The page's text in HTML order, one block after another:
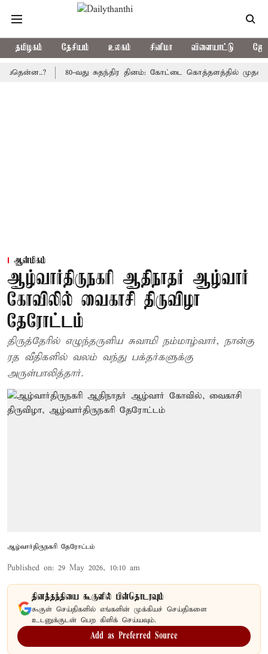
தமிழகம் தேசியம் உலகம் சினிமா விளையாட்டு
80-வது சுதந்திர தினம்: கோட்டை கொத்தளத்தில் முதல்
ஆன்மிகம்
ஆழ்வார்திருநகரி ஆதிநாதர் ஆழ்வார்
கோவிலில் வைகாசி திருவிழா
தேரோட்டம்
திருத்தேரில் எழுந்தருளிய சுவாமி நம்மாழ்வார், நான்கு
ரத வீதிகளில் வலம் வந்து பக்தர்களுக்கு
அருள்பாலித்தார்.
ஆழ்வார்திருநகரி தேரோட்டம்
Published on: 29 May 2026, 10:10 am
தினத்தந்தியை கூகுளில் பின்தொடரவும்
கூகுள் செய்திகளில் எங்களின் முக்கியச் செய்திகளை
உடனுக்குடன் பெற கிளிக் செய்யவும்.
Add as Preferred Source